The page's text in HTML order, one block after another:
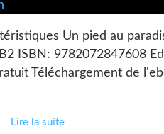
Un pied au
ISBN: 9782072847608
Téléchargement de
Lire la suite